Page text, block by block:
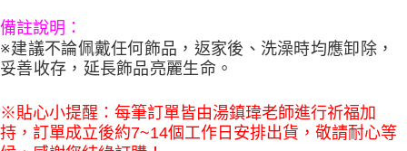
備註說明：
※建議不論佩戴任何飾品，返家後、洗澡時均應卸除，
妥善收存，延長飾品亮麗生命。
※貼心小提醒：每筆訂單皆由湯鎮瑋老師進行祈福加
持，訂單成立後約7~14個工作日安排出貨，敬請耐心等